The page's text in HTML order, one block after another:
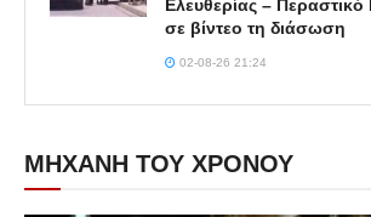
Ελευθερίας – Περαστικό
σε βίντεο τη διάσωση
02-08-26 21:24
ΜΗΧΑΝΗ ΤΟΥ ΧΡΟΝΟΥ